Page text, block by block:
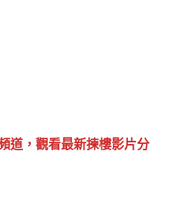
道，觀看最新揀樓影片分